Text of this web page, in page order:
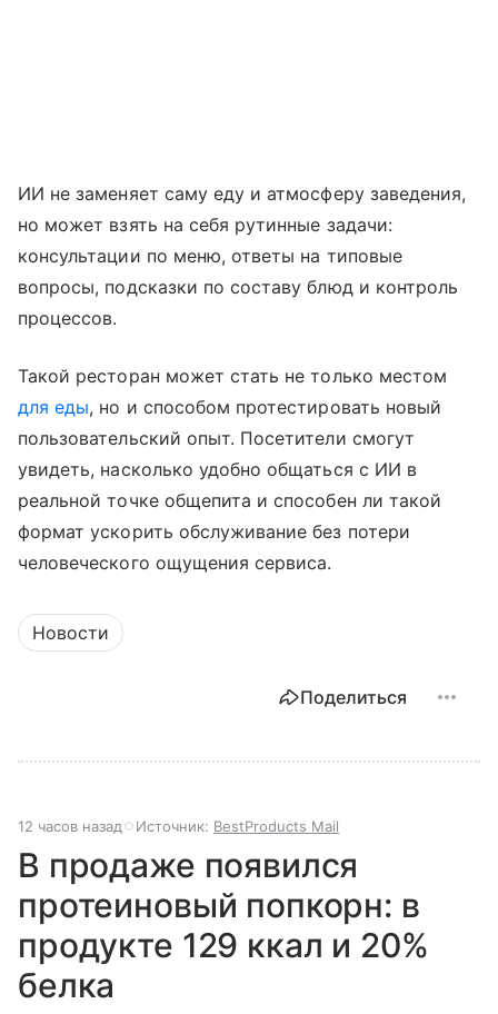
ИИ не заменяет саму еду и атмосферу заведения,
но может взять на себя рутинные задачи:
консультации по меню, ответы на типовые
вопросы, подсказки по составу блюд и контроль
процессов.
Такой ресторан может стать не только местом
для еды, но и способом протестировать новый
пользовательский опыт. Посетители смогут
увидеть, насколько удобно общаться с ИИ в
реальной точке общепита и способен ли такой
формат ускорить обслуживание без потери
человеческого ощущения сервиса.
Новости
Поделиться
12 часов назад Источник: BestProducts Mail
В продаже появился
протеиновый попкорн: в
продукте 129 ккал и 20%
белка